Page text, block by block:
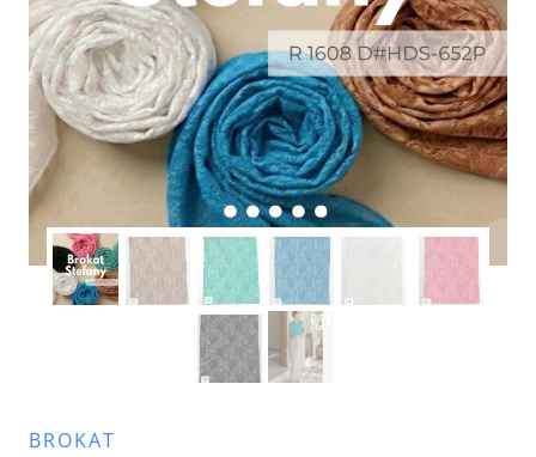
BROKAT